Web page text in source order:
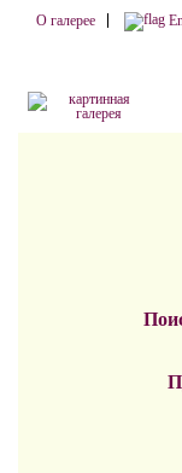
О галерее